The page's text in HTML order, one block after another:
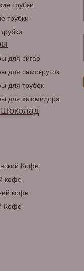
трубки
трубки
для сигар
для самокруток
для трубок
для хьюмидора
Кофе
кофе
кофе
Кофе